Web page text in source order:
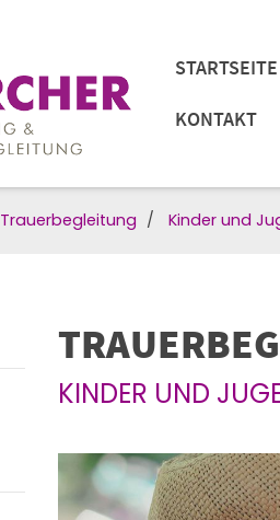
STARTSEITE
KONTAKT
Trauerbegleitung Kinder und
KINDER UND